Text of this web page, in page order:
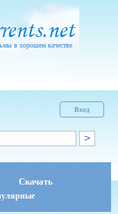
в хорошем качестве
Вход
Скачать